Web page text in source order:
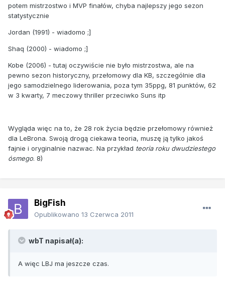
potem mistrzostwo i MVP finałów, chyba najlepszy jego sezon
statystycznie
Jordan (1991) - wiadomo ;]
Shaq (2000) - wiadomo ;]
Kobe (2006) - tutaj oczywiście nie było mistrzostwa, ale na
pewno sezon historyczny, przełomowy dla KB, szczególnie dla
jego samodzielnego liderowania, poza tym 35ppg, 81 punktów, 62
w 3 kwarty, 7 meczowy thriller przeciwko Suns itp
Wygląda więc na to, że 28 rok życia będzie przełomowy również
dla LeBrona. Swoją drogą ciekawa teoria, muszę ją tylko jakoś
fajnie i oryginalnie nazwac. Na przykład teoria roku dwudziestego
ósmego. 8)
BigFish
Opublikowano 13 Czerwca 2011
wbT napisał(a):
A więc LBJ ma jeszcze czas.